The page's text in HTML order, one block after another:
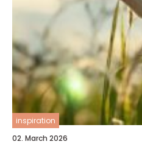
inspiration
02. March 2026